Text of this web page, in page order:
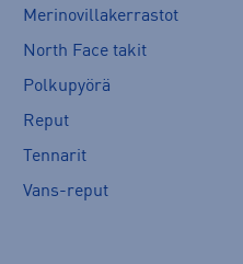
Merinovillakerrastot
North Face takit
Polkupyörä
Reput
Tennarit
Vans-reput